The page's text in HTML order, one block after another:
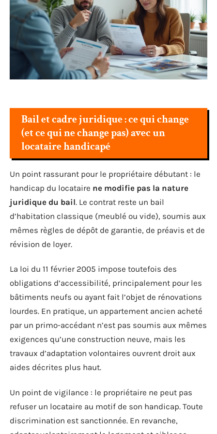
Bail et cadre juridique : ce qui change
(et ce qui ne change pas) avec un
locataire handicapé
Un point rassurant pour le propriétaire débutant : le
handicap du locataire ne modifie pas la nature
juridique du bail. Le contrat reste un bail
d’habitation classique (meublé ou vide), soumis aux
mêmes règles de dépôt de garantie, de préavis et de
révision de loyer.
La loi du 11 février 2005 impose toutefois des
obligations d’accessibilité, principalement pour les
bâtiments neufs ou ayant fait l’objet de rénovations
lourdes. En pratique, un appartement ancien acheté
par un primo-accédant n’est pas soumis aux mêmes
exigences qu’une construction neuve, mais les
travaux d’adaptation volontaires ouvrent droit aux
aides décrites plus haut.
Un point de vigilance : le propriétaire ne peut pas
refuser un locataire au motif de son handicap. Toute
discrimination est sanctionnée. En revanche,